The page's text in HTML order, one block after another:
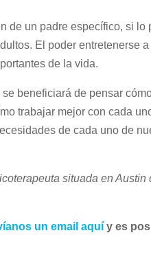
de un padre específico, si
El poder entretenerse
de la vida.
beneficiará de pensar
trabajar mejor con cada
de cada uno de
situada en
un email aquí y es